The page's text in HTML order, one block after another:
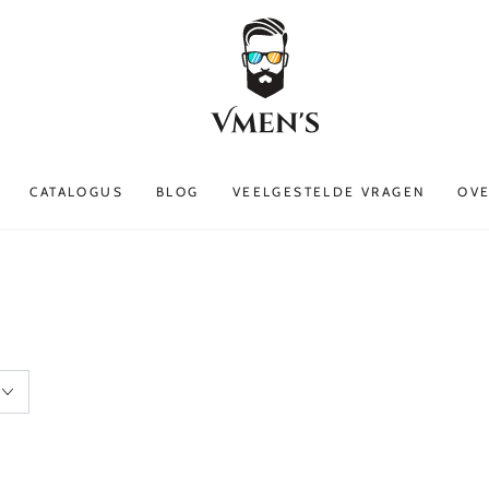
CATALOGUS BLOG VEELGESTELDE VRAGEN